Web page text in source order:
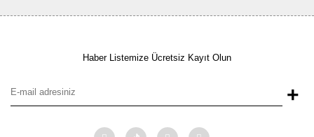
Haber Listemize Ücretsiz Kayıt Olun
+